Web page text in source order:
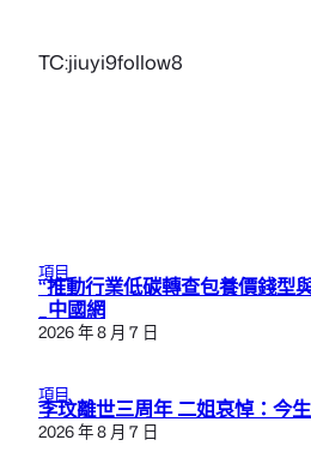
TC:jiuyi9follow8
項目
“推動行業低碳轉查包養價錢型
_中國網
2026 年 8 月 7 日
項目
李玟離世三周年 二姐哀悼：今
2026 年 8 月 7 日